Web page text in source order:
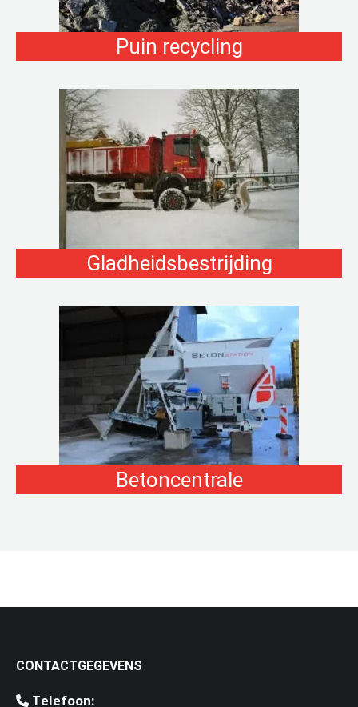
Puin recycling
Gladheidsbestrijding
Betoncentrale
CONTACTGEGEVENS
Telefoon: